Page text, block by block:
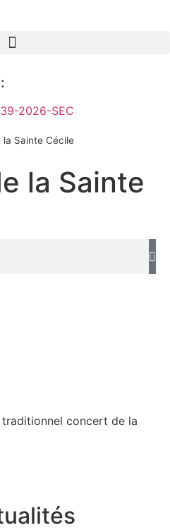
2026-SEC
la Sainte Cécile
la Sainte
concert de la